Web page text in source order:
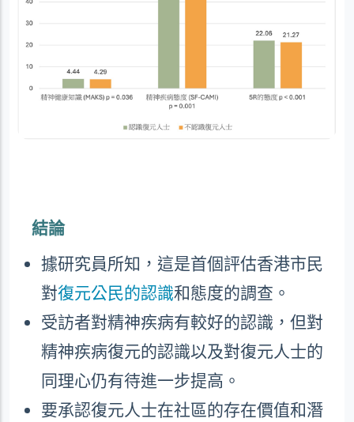
結論
據研究員所知，這是首個評估香港市民
對復元公民的認識和態度的調查。
受訪者對精神疾病有較好的認識，但對
精神疾病復元的認識以及對復元人士的
同理心仍有待進一步提高。
要承認復元人士在社區的存在價值和潛